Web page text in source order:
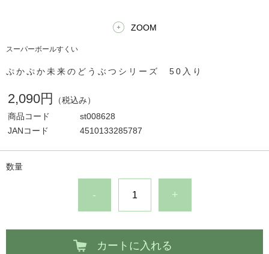
ZOOM
スーパーボールすくい
ぷかぷか未来のどうぶつシリーズ 50入り
2,090円
（税込み）
商品コード
st008628
JANコード
4510133285787
数量
- +
カートに入れる